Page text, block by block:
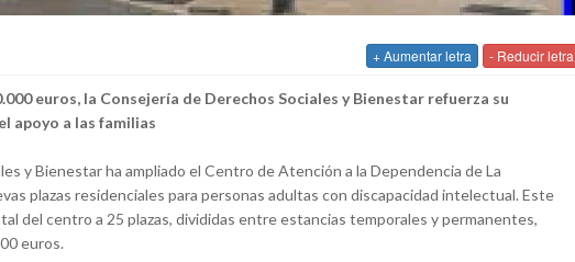
+ Aumentar letra - Reducir letra
euros, la Consejería de Derechos Sociales y Bienestar refuerza su
apoyo a las familias
y Bienestar ha ampliado el Centro de Atención a la Dependencia de La
plazas residenciales para personas adultas con discapacidad intelectual. Este
del centro a 25 plazas, divididas entre estancias temporales y permanentes,
euros.